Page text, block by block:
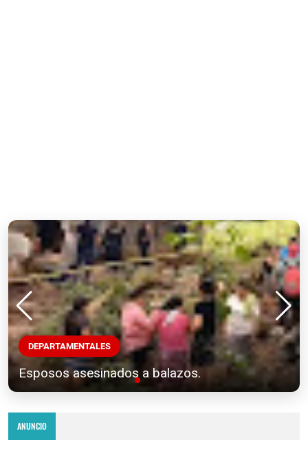
DEPARTAMENTALES
Esposos asesinados a balazos.
ANUNCIO